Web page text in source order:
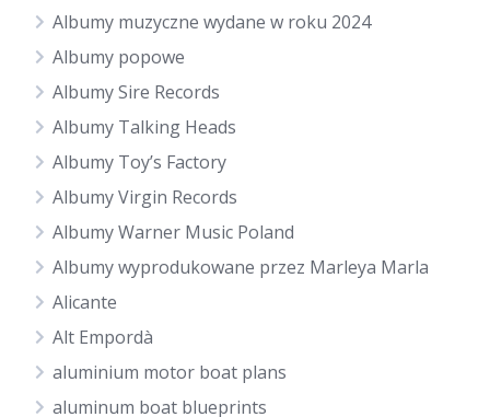
Albumy muzyczne wydane w roku 2024
Albumy popowe
Albumy Sire Records
Albumy Talking Heads
Albumy Toy’s Factory
Albumy Virgin Records
Albumy Warner Music Poland
Albumy wyprodukowane przez Marleya Marla
Alicante
Alt Empordà
aluminium motor boat plans
aluminum boat blueprints